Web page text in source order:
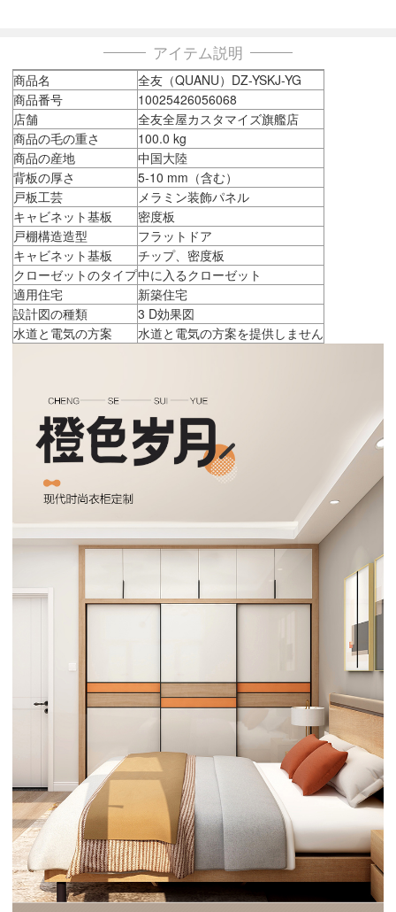
アイテム説明
商品名
全友（QUANU）DZ-YSKJ-YG
商品番号
10025426056068
店舗
全友全屋カスタマイズ旗艦店
商品の毛の重さ
100.0 kg
商品の産地
中国大陸
背板の厚さ
5-10 mm（含む）
戸板工芸
メラミン装飾パネル
キャビネット基板
密度板
戸棚構造造型
フラットドア
キャビネット基板
チップ、密度板
クローゼットのタイプ中に入るクローゼット
適用住宅
新築住宅
設計図の種類
3 D効果図
水道と電気の方案
水道と電気の方案を提供しません